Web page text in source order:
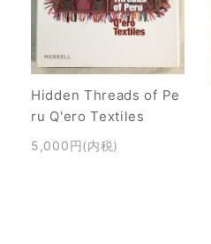
Hidden Threads of Pe
ru Q'ero Textiles
5,000円(内税)